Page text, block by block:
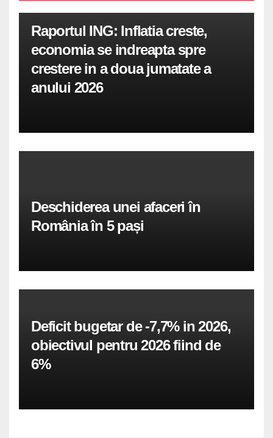
Raportul ING: Inflatia creste,
economia se indreapta spre
crestere in a doua jumatate a
anului 2026
Deschiderea unei afaceri în
România în 5 pași
Deficit bugetar de -7,7% in 2026,
obiectivul pentru 2026 fiind de
6%